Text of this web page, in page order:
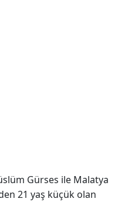
Gürses ile Malatya
21 yaş küçük olan